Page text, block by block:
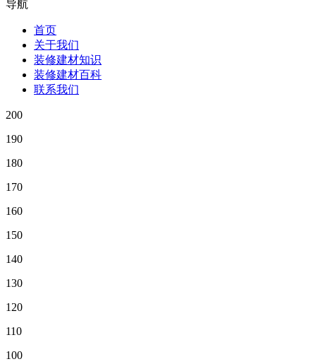
导航
首页
关于我们
装修建材知识
装修建材百科
联系我们
200
190
180
170
160
150
140
130
120
110
100